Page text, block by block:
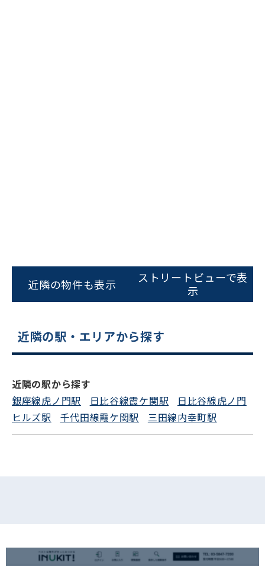
平日 9:00〜18:00
近隣の物件も表示
ストリートビューで表
示
近隣の駅・エリアから探す
近隣の駅から探す
銀座線虎ノ門駅
日比谷線霞ケ関駅
日比谷線虎ノ門
ヒルズ駅
千代田線霞ケ関駅 三田線内幸町駅